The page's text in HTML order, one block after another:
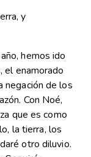
y
hemos ido
el enamorado
negación de los
Con Noé,
que es como
la tierra, los
otro diluvio.